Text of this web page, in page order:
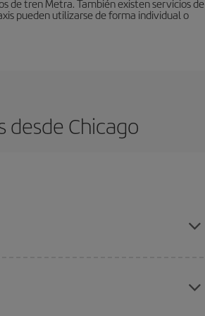
de tren Metra. También existen servicios de
pueden utilizarse de forma individual o
Chicago